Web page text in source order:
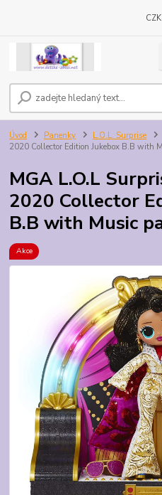
Úvod Panenky L.O.L. Surprise
2020 Collector Edition Jukebox B.B with
MGA L.O.L
2020 Collector
B.B with Music
Akce